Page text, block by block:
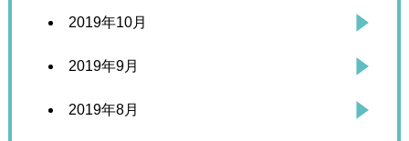
2019年10月
2019年9月
2019年8月